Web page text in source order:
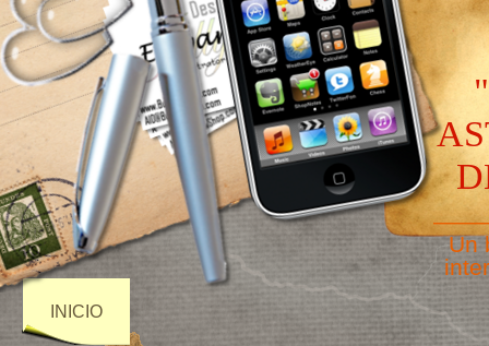
Un
INICIO